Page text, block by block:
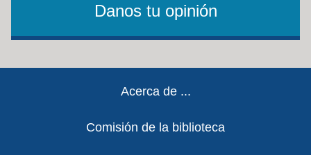
Danos tu opinión
Acerca de ...
Comisión de la biblioteca